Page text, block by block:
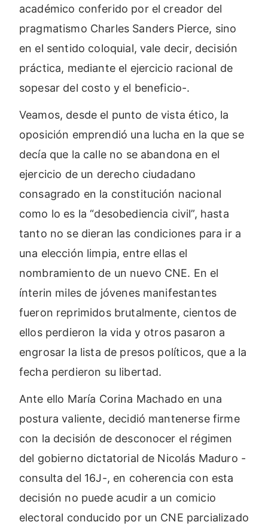
académico conferido por el creador del
pragmatismo Charles Sanders Pierce, sino
en el sentido coloquial, vale decir, decisión
práctica, mediante el ejercicio racional de
sopesar del costo y el beneficio-.
Veamos, desde el punto de vista ético, la
oposición emprendió una lucha en la que se
decía que la calle no se abandona en el
ejercicio de un derecho ciudadano
consagrado en la constitución nacional
como lo es la “desobediencia civil”, hasta
tanto no se dieran las condiciones para ir a
una elección limpia, entre ellas el
nombramiento de un nuevo CNE. En el
ínterin miles de jóvenes manifestantes
fueron reprimidos brutalmente, cientos de
ellos perdieron la vida y otros pasaron a
engrosar la lista de presos políticos, que a la
fecha perdieron su libertad.
Ante ello María Corina Machado en una
postura valiente, decidió mantenerse firme
con la decisión de desconocer el régimen
del gobierno dictatorial de Nicolás Maduro -
consulta del 16J-, en coherencia con esta
decisión no puede acudir a un comicio
electoral conducido por un CNE parcializado